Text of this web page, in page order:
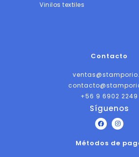
Vinilos textiles
Contacto
+56 9 6902 2249
Síguenos
F
a
e
I
n
t
Métodos de